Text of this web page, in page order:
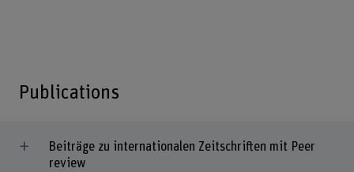
Publications
Beiträge zu internationalen Zeitschriften mit Peer
review